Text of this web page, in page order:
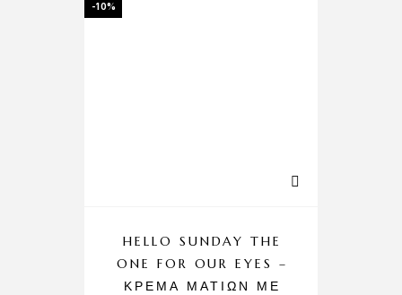
-10%
HELLO SUNDAY THE
ONE FOR OUR EYES –
ΚΡΈΜΑ ΜΑΤΙΏΝ ΜΕ